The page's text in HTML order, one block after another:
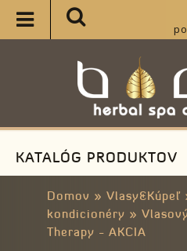
KATALÓG PRODUKTOV
Domov » Vlasy&Kúpeľ
kondicionéry »
Therapy - AKCIA